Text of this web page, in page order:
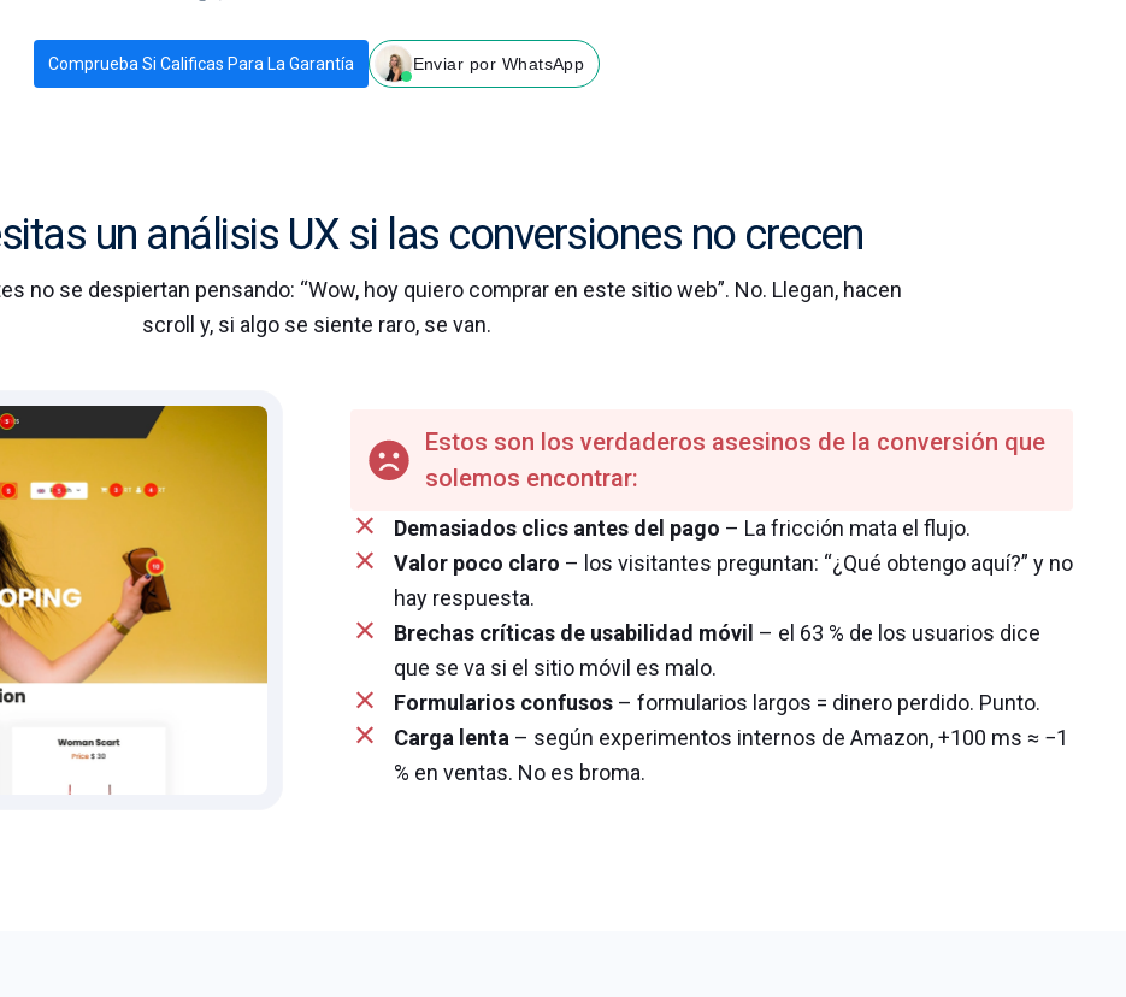
Comprueba Si Calificas Para La Garantía Enviar por WhatsApp
un análisis UX si las conversiones no crecen
no se despiertan pensando: “Wow, hoy quiero comprar en este sitio web”. No. Llegan, hacen
scroll y, si algo se siente raro, se van.
Estos son los verdaderos asesinos de la conversión que
solemos encontrar:
Demasiados clics antes del pago – La fricción mata el flujo.
Valor poco claro – los visitantes preguntan: “¿Qué obtengo aquí?” y no
hay respuesta.
Brechas críticas de usabilidad móvil – el 63 % de los usuarios dice
que se va si el sitio móvil es malo.
Formularios confusos – formularios largos = dinero perdido. Punto.
Carga lenta – según experimentos internos de Amazon, +100 ms ≈ −1
% en ventas. No es broma.